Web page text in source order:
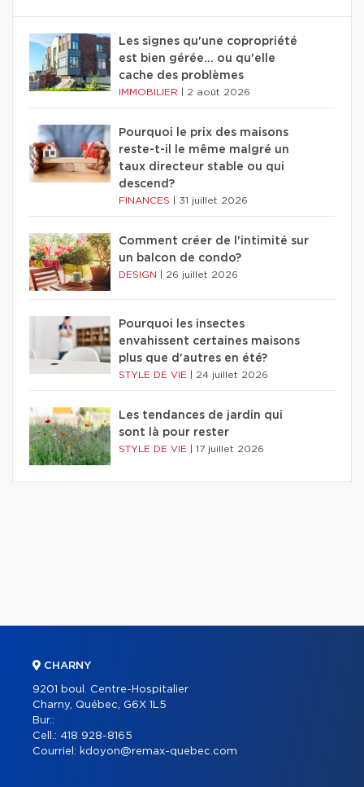
Les signes qu'une copropriété
est bien gérée… ou qu'elle
cache des problèmes
IMMOBILIER 2 août 2026
Pourquoi le prix des maisons
reste-t-il le même malgré un
taux directeur stable ou qui
descend?
FINANCES 31 juillet 2026
Comment créer de l'intimité sur
un balcon de condo?
DESIGN 26 juillet 2026
Pourquoi les insectes
envahissent certaines maisons
plus que d'autres en été?
STYLE DE VIE 24 juillet 2026
Les tendances de jardin qui
sont là pour rester
STYLE DE VIE 17 juillet 2026
CHARNY
9201 boul. Centre-Hospitalier
Charny, Québec, G6X 1L5
Bur.:
Cell.: 418 928-8165
Courriel: kdoyon@remax-quebec.com